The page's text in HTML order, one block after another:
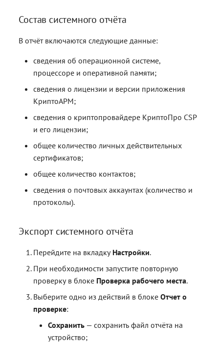
Состав системного отчёта
В отчёт включаются следующие данные:
сведения об операционной системе,
процессоре и оперативной памяти;
сведения о лицензии и версии приложения
КриптоАРМ;
сведения о криптопровайдере КриптоПро CSP
и его лицензии;
общее количество личных действительных
сертификатов;
общее количество контактов;
сведения о почтовых аккаунтах (количество и
протоколы).
Экспорт системного отчёта
Перейдите на вкладку Настройки.
При необходимости запустите повторную
проверку в блоке Проверка рабочего места.
Выберите одно из действий в блокеОтчет о
проверке:
Сохранить — сохранить файл отчёта на
устройство;